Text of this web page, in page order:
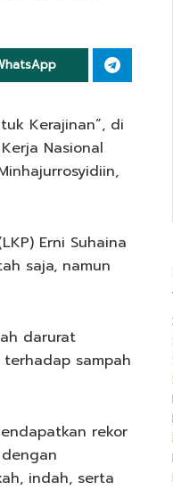
Kerajinan”, di
Nasional
Erni Suhaina
saja, namun
darurat
sampah
rekor
indah, serta